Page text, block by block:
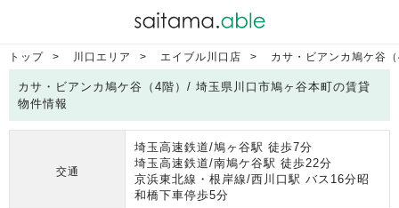
トップ 川口エリア エイブル川口店 カサ・ビアンカ鳩ケ谷
カサ・ビアンカ鳩ケ谷（4階）/ 埼玉県川口市鳩ヶ谷本町の賃貸
物件情報
交通
埼玉高速鉄道/鳩ヶ谷駅 徒歩7分
埼玉高速鉄道/南鳩ケ谷駅 徒歩22分
京浜東北線・根岸線/西川口駅 バス16分昭
和橋下車停歩5分